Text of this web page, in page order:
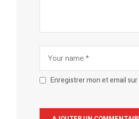
Enregistrer mon et email